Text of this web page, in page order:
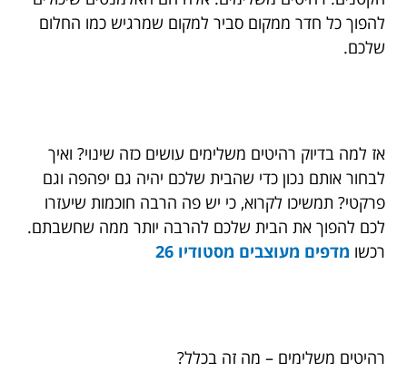
להפוך כל חדר ממקום סביר למקום שמרגיש כמו החלום
שלכם.
אז למה בדיוק רהיטים משלימים עושים כזה שינוי? ואיך
לבחור אותם נכון כדי שהבית שלכם יהיה גם יפהפה וגם
פרקטי? תמשיכו לקרוא, כי יש פה הרבה חוכמות שיעזרו
לכם להפוך את הבית שלכם להרבה יותר ממה שחשבתם.
רכשו מדפים מעוצבים מסטודיו 26
רהיטים משלימים – מה זה בכלל?